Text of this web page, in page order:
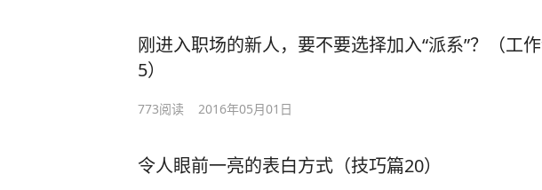
刚进入职场的新人，要不要选择加入“派系”？（工
5）
773阅读 2016年05月01日
令人眼前一亮的表白方式（技巧篇20）